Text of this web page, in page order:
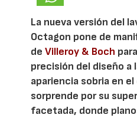
La nueva versión del
Octagon pone de
deVilleroy & Boch
precisión del diseño a
apariencia sobria en
sorprende por su
facetada, donde